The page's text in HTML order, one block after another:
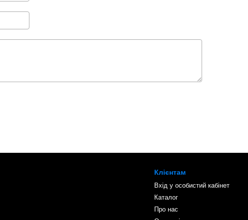
Клієнтам
Вхід у особистий кабінет
Каталог
Про нас